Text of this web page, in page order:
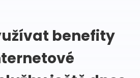
benefity